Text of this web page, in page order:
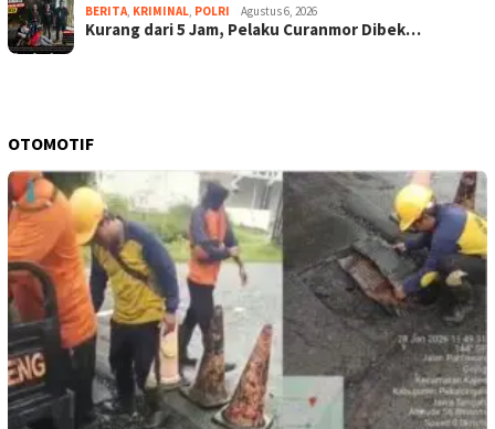
BERITA KRIMINAL POLRI Agustus 6, 2026
Kurang dari 5 Jam, Pelaku Curanmor Dibek…
OTOMOTIF